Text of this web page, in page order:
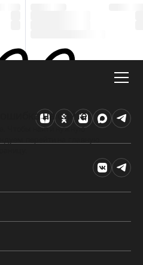
на сайте
Чтобы найти нужную